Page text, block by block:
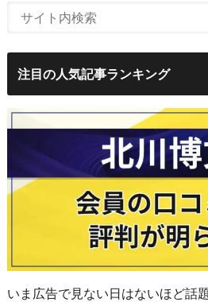
注目の人気記事ランキング
いま広告で見ない日はないほど話